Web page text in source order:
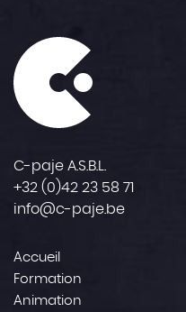
C-paje A.S.B.L.
+32 (0)42 23 58 71
info@c-paje.be
Accueil
Formation
Animation